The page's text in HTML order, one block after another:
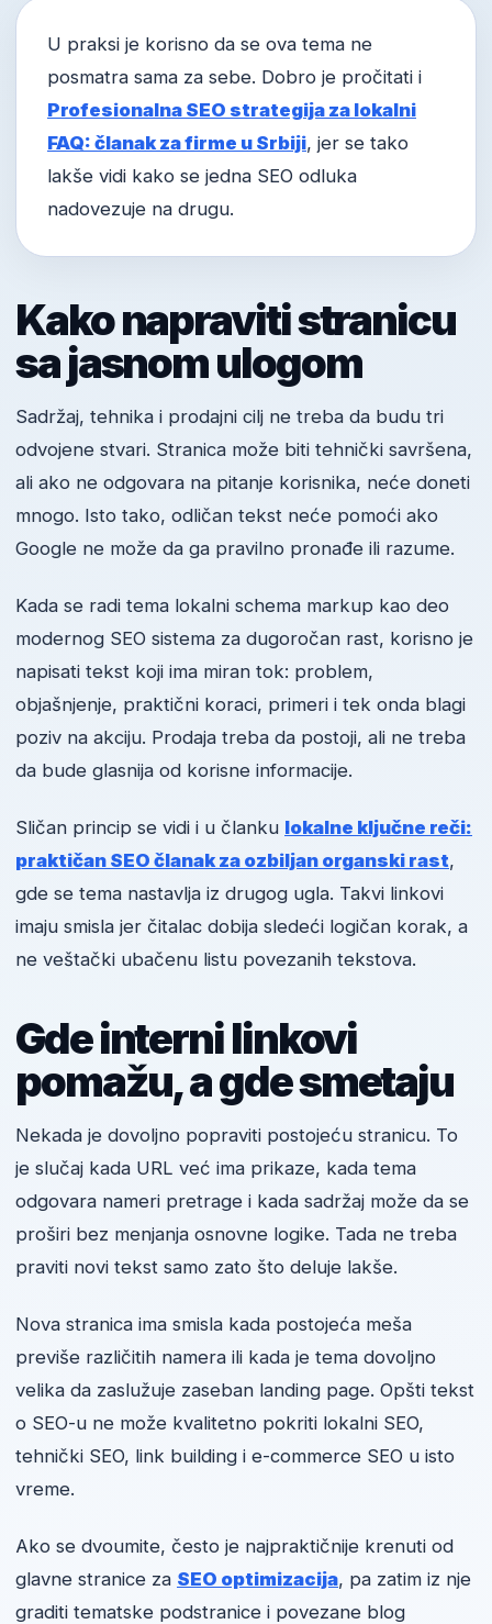
U praksi je korisno da se ova tema ne
posmatra sama za sebe. Dobro je pročitati i
Profesionalna SEO strategija za lokalni
FAQ: članak za firme u Srbiji, jer se tako
lakše vidi kako se jedna SEO odluka
nadovezuje na drugu.
Kako napraviti stranicu
sa jasnom ulogom
Sadržaj, tehnika i prodajni cilj ne treba da budu tri
odvojene stvari. Stranica može biti tehnički savršena,
ali ako ne odgovara na pitanje korisnika, neće doneti
mnogo. Isto tako, odličan tekst neće pomoći ako
Google ne može da ga pravilno pronađe ili razume.
Kada se radi tema lokalni schema markup kao deo
modernog SEO sistema za dugoročan rast, korisno je
napisati tekst koji ima miran tok: problem,
objašnjenje, praktični koraci, primeri i tek onda blagi
poziv na akciju. Prodaja treba da postoji, ali ne treba
da bude glasnija od korisne informacije.
Sličan princip se vidi i u članku lokalne ključne reči:
praktičan SEO članak za ozbiljan organski rast,
gde se tema nastavlja iz drugog ugla. Takvi linkovi
imaju smisla jer čitalac dobija sledeći logičan korak, a
ne veštački ubačenu listu povezanih tekstova.
Gde interni linkovi
pomažu, a gde smetaju
Nekada je dovoljno popraviti postojeću stranicu. To
je slučaj kada URL već ima prikaze, kada tema
odgovara nameri pretrage i kada sadržaj može da se
proširi bez menjanja osnovne logike. Tada ne treba
praviti novi tekst samo zato što deluje lakše.
Nova stranica ima smisla kada postojeća meša
previše različitih namera ili kada je tema dovoljno
velika da zaslužuje zaseban landing page. Opšti tekst
o SEO-u ne može kvalitetno pokriti lokalni SEO,
tehnički SEO, link building i e-commerce SEO u isto
vreme.
Ako se dvoumite, često je najpraktičnije krenuti od
glavne stranice za SEO optimizacija, pa zatim iz nje
graditi tematske podstranice i povezane blog